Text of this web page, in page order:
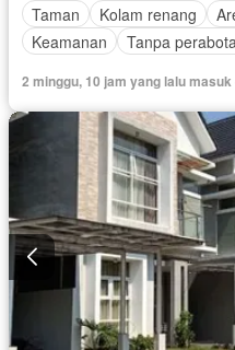
Taman
Kolam renang
Keamanan
Tanpa
2 minggu, 10 jam yang lalu